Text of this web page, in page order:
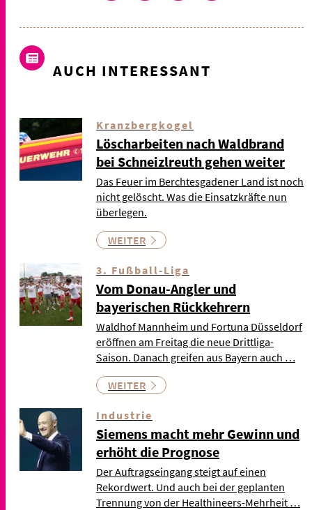
AUCH INTERESSANT
Kranzbergkogel
Löscharbeiten nach Waldbrand
bei Schneizlreuth gehen weiter
Das Feuer im Berchtesgadener Land ist noch
nicht gelöscht. Was die Einsatzkräfte nun
überlegen.
WEITER
3. Fußball-Liga
Vom Donau-Angler und
bayerischen Rückkehrern
Waldhof Mannheim und Fortuna Düsseldorf
eröffnen am Freitag die neue Drittliga-
Saison. Danach greifen aus Bayern auch …
WEITER
Industrie
Siemens macht mehr Gewinn und
erhöht die Prognose
Der Auftragseingang steigt auf einen
Rekordwert. Und auch bei der geplanten
Trennung von der Healthineers-Mehrheit …